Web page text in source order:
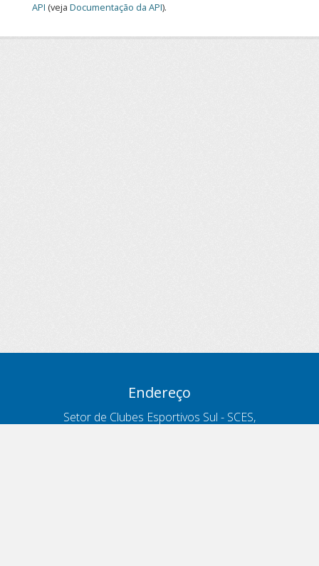
API (veja Documentação da API).
Endereço
Setor de Clubes Esportivos Sul - SCES,